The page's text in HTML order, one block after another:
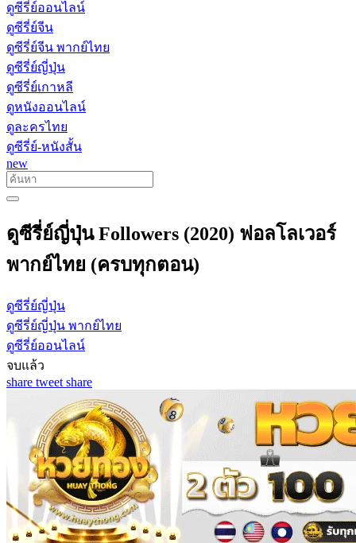
ดูซีรี่ย์ออนไลน์
ดูซีรี่ย์จีน
ดูซีรี่ย์จีน พากย์ไทย
ดูซีรี่ย์ญี่ปุ่น
ดูซีรี่ย์เกาหลี
ดูหนังออนไลน์
ดูละครไทย
ดูซีรี่ย์-หนังสั้น
new
ดูซีรี่ย์ญี่ปุ่น Followers (2020) ฟอลโลเวอร์
พากย์ไทย (ครบทุกตอน)
ดูซีรี่ย์ญี่ปุ่น
ดูซีรี่ย์ญี่ปุ่น พากย์ไทย
ดูซีรี่ย์ออนไลน์
จบแล้ว
share tweet share